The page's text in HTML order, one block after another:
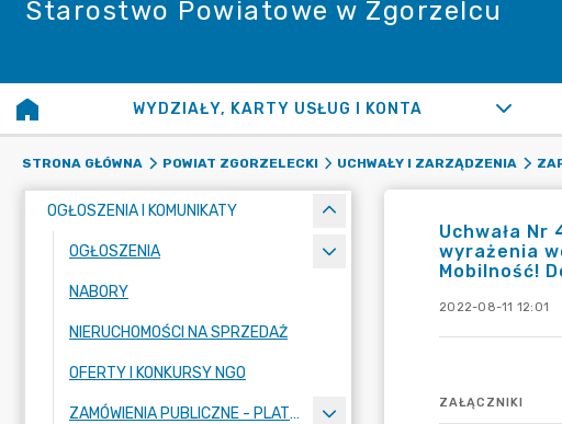
Starostwo Powiatowe w Zgorzelcu
WYDZIAŁY, KARTY USŁUG I KONTA
STRONA GŁÓWNA POWIAT ZGORZELECKI UCHWAŁY I ZARZĄDZENIA
OGŁOSZENIA I KOMUNIKATY
OGŁOSZENIA
NABORY
NIERUCHOMOŚCI NA SPRZEDAŻ
OFERTY I KONKURSY NGO
ZAMÓWIENIA PUBLICZNE - PLATFORMA ZAKUPOWA
Uchwała
wyrażenia
Mobilność!
2022-08-11 12:01
ZAŁĄCZNIKI